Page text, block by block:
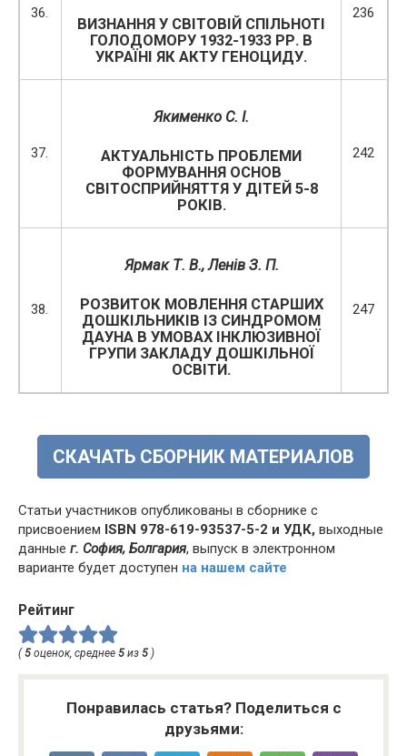
36.
ВИЗНАННЯ У СВІТОВІЙ СПІЛЬНОТІ
ГОЛОДОМОРУ 1932-1933 РР. В
УКРАЇНІ ЯК АКТУ ГЕНОЦИДУ.
236
37.
Якименко С. І.
АКТУАЛЬНІСТЬ ПРОБЛЕМИ
ФОРМУВАННЯ ОСНОВ
СВІТОСПРИЙНЯТТЯ У ДІТЕЙ 5-8
РОКІВ.
242
38.
Ярмак Т. В., Ленів З. П.
РОЗВИТОК МОВЛЕННЯ СТАРШИХ
ДОШКІЛЬНИКІВ ІЗ СИНДРОМОМ
ДАУНА В УМОВАХ ІНКЛЮЗИВНОЇ
ГРУПИ ЗАКЛАДУ ДОШКІЛЬНОЇ
ОСВІТИ.
247
СКАЧАТЬ СБОРНИК МАТЕРИАЛОВ
Статьи участников опубликованы в сборнике с
присвоением ISBN 978-619-93537-5-2 и УДК, выходные
данные г. София, Болгария, выпуск в электронном
варианте будет доступен на нашем сайте
Рейтинг
( 5 оценок, среднее 5 из 5 )
Понравилась статья? Поделиться с
друзьями: